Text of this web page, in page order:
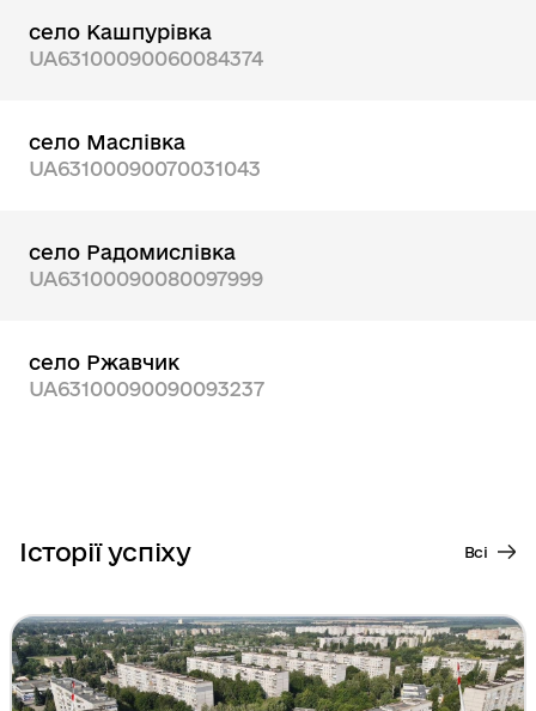
село Кашпурівка
UA63100090060084374
село Маслівка
UA63100090070031043
село Радомислівка
UA63100090080097999
село Ржавчик
UA63100090090093237
Історії успіху Всі